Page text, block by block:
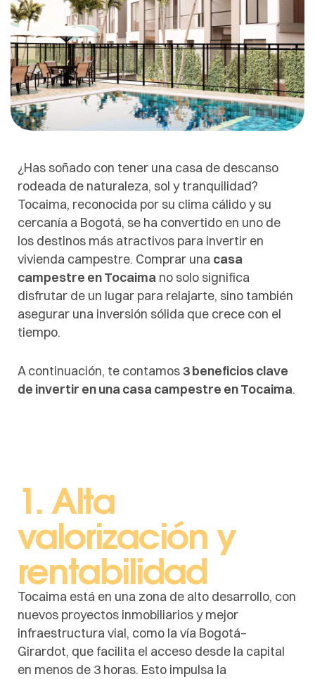
¿Has soñado con tener una casa de descanso
rodeada de naturaleza, sol y tranquilidad?
Tocaima, reconocida por su clima cálido y su
cercanía a Bogotá, se ha convertido en uno de
los destinos más atractivos para invertir en
vivienda campestre. Comprar una casa
campestre en Tocaima no solo significa
disfrutar de un lugar para relajarte, sino también
asegurar una inversión sólida que crece con el
tiempo.
A continuación, te contamos3 beneficios clave
de invertir en una casa campestre en Tocaima.
1. Alta
valorización y
rentabilidad
Tocaima está en una zona de alto desarrollo, con
nuevos proyectos inmobiliarios y mejor
infraestructura vial, como la vía Bogotá–
Girardot, que facilita el acceso desde la capital
en menos de 3 horas. Esto impulsa la